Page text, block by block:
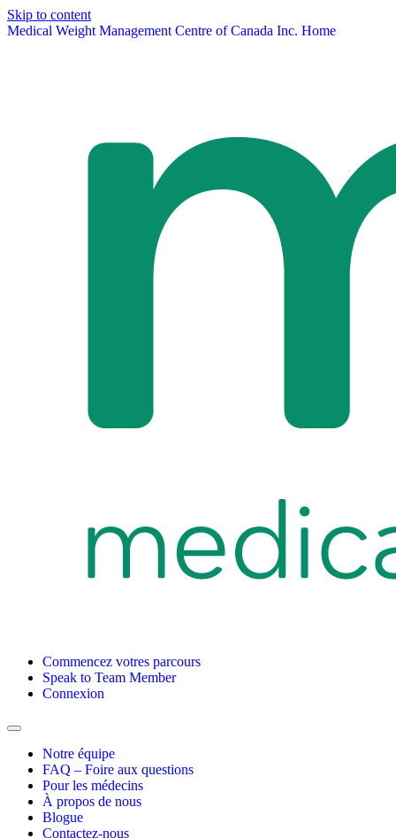
Skip to content
Medical Weight Management Centre of Canada Inc. Home
Commencez votres parcours
Speak to Team Member
Connexion
Notre équipe
FAQ – Foire aux questions
Pour les médecins
À propos de nous
Blogue
Contactez-nous